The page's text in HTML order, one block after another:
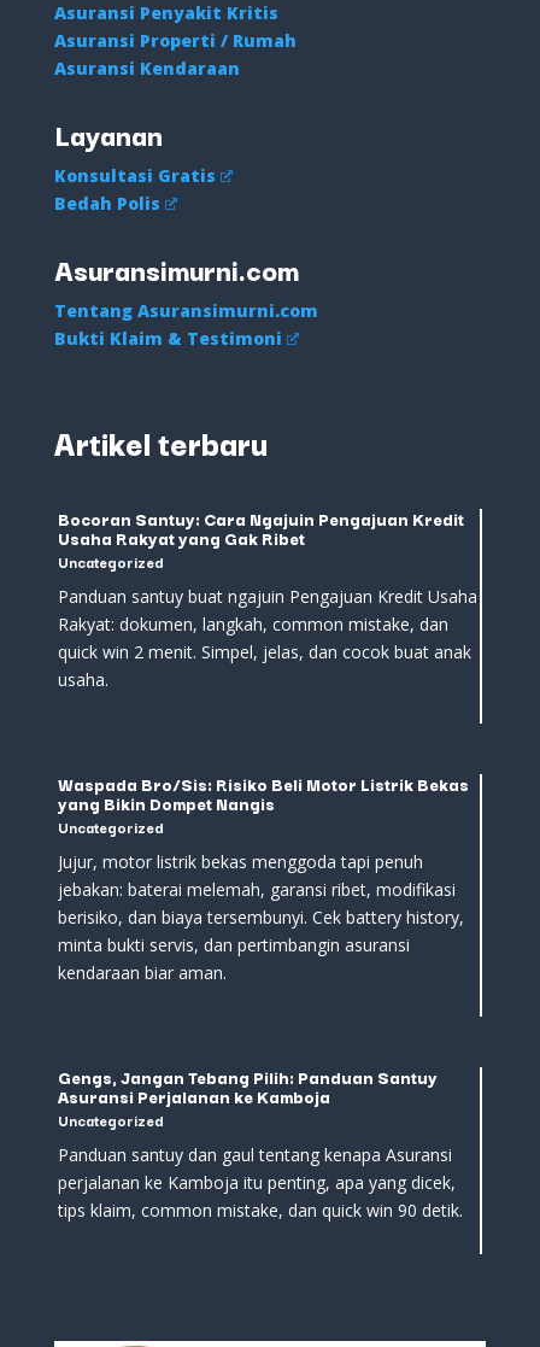
Asuransi Penyakit Kritis
Asuransi Properti / Rumah
Asuransi Kendaraan
Layanan
Konsultasi Gratis
Bedah Polis
Asuransimurni.com
Tentang Asuransimurni.com
Bukti Klaim & Testimoni
Artikel terbaru
Bocoran Santuy: Cara Ngajuin Pengajuan Kredit
Usaha Rakyat yang Gak Ribet
Uncategorized
Panduan santuy buat ngajuin Pengajuan Kredit Usaha
Rakyat: dokumen, langkah, common mistake, dan
quick win 2 menit. Simpel, jelas, dan cocok buat anak
usaha.
Waspada Bro/Sis: Risiko Beli Motor Listrik Bekas
yang Bikin Dompet Nangis
Uncategorized
Jujur, motor listrik bekas menggoda tapi penuh
jebakan: baterai melemah, garansi ribet, modifikasi
berisiko, dan biaya tersembunyi. Cek battery history,
minta bukti servis, dan pertimbangin asuransi
kendaraan biar aman.
Gengs, Jangan Tebang Pilih: Panduan Santuy
Asuransi Perjalanan ke Kamboja
Uncategorized
Panduan santuy dan gaul tentang kenapa Asuransi
perjalanan ke Kamboja itu penting, apa yang dicek,
tips klaim, common mistake, dan quick win 90 detik.